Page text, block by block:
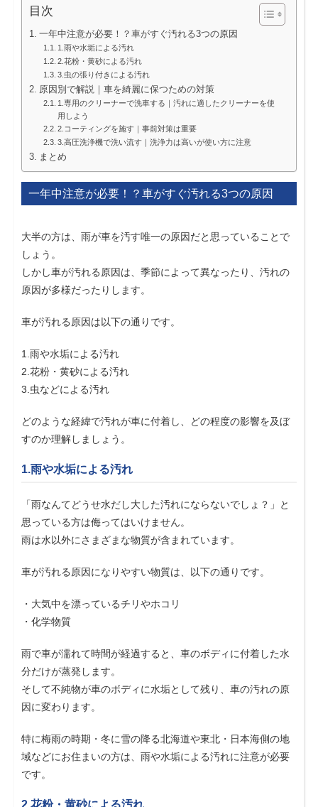
目次
一年中注意が必要！？車がすぐ汚れる3つの原因
1.雨や水垢による汚れ
2.花粉・黄砂による汚れ
3.虫の張り付きによる汚れ
原因別で解説｜車を綺麗に保つための対策
1.専用のクリーナーで洗車する｜汚れに適したクリーナーを使
用しよう
2.コーティングを施す｜事前対策は重要
3.高圧洗浄機で洗い流す｜洗浄力は高いが使い方に注意
まとめ
一年中注意が必要！？車がすぐ汚れる3つの原因
大半の方は、雨が車を汚す唯一の原因だと思っていることで
しょう。
しかし車が汚れる原因は、季節によって異なったり、汚れの
原因が多様だったりします。
車が汚れる原因は以下の通りです。
1.雨や水垢による汚れ
2.花粉・黄砂による汚れ
3.虫などによる汚れ
どのような経緯で汚れが車に付着し、どの程度の影響を及ぼ
すのか理解しましょう。
1.雨や水垢による汚れ
「雨なんてどうせ水だし大した汚れにならないでしょ？」と
思っている方は侮ってはいけません。
雨は水以外にさまざまな物質が含まれています。
車が汚れる原因になりやすい物質は、以下の通りです。
・大気中を漂っているチリやホコリ
・化学物質
雨で車が濡れて時間が経過すると、車のボディに付着した水
分だけが蒸発します。
そして不純物が車のボディに水垢として残り、車の汚れの原
因に変わります。
特に梅雨の時期・冬に雪の降る北海道や東北・日本海側の地
域などにお住まいの方は、雨や水垢による汚れに注意が必要
です。
2.花粉・黄砂による汚れ